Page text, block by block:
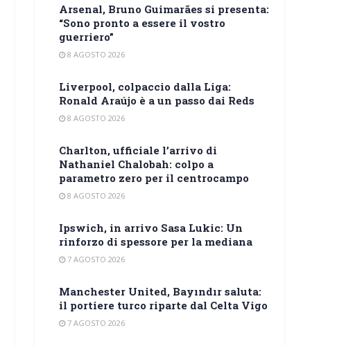
Arsenal, Bruno Guimarães si presenta:
“Sono pronto a essere il vostro
guerriero”
8 AGOSTO 2026
Liverpool, colpaccio dalla Liga:
Ronald Araújo è a un passo dai Reds
8 AGOSTO 2026
Charlton, ufficiale l’arrivo di
Nathaniel Chalobah: colpo a
parametro zero per il centrocampo
8 AGOSTO 2026
Ipswich, in arrivo Sasa Lukic: Un
rinforzo di spessore per la mediana
7 AGOSTO 2026
Manchester United, Bayındır saluta:
il portiere turco riparte dal Celta Vigo
7 AGOSTO 2026